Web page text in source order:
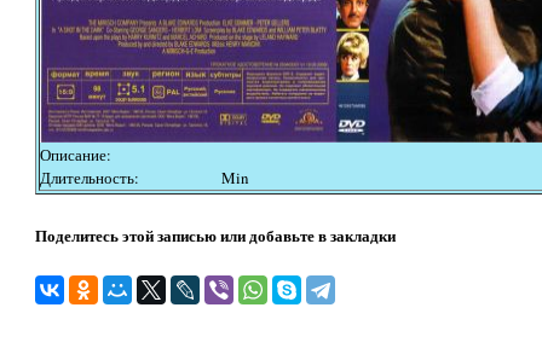
Описание:
Длительность:
Min
Поделитесь этой записью или добавьте в закладки